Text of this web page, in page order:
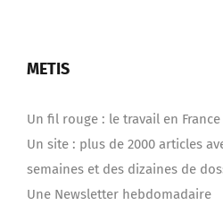
METIS
Un fil rouge : le travail en
Un site : plus de 2000 articles
semaines et des dizaines de
Une Newsletter hebdomadaire